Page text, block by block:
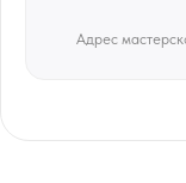
Адрес